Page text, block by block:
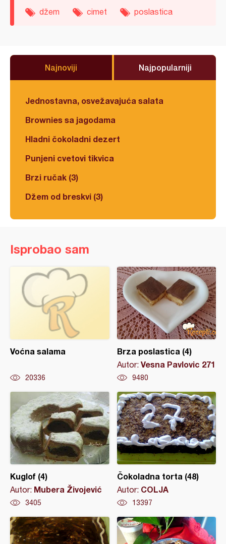
džem cimet poslastica
Najnoviji Najpopularniji
Jednostavna, osvežavajuća salata
Brownies sa jagodama
Hladni čokoladni dezert
Punjeni cvetovi tikvica
Brzi ručak (3)
Džem od breskvi (3)
Isprobao sam
Voćna salama
20336
Brza poslastica (4)
Autor: Vesna Pavlovic 271
9480
Kuglof (4)
Autor: Mubera Živojević
3405
Čokoladna torta (48)
Autor: COLJA
13397